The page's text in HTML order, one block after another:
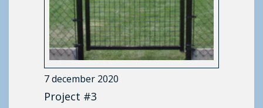
7 december 2020
Project #3